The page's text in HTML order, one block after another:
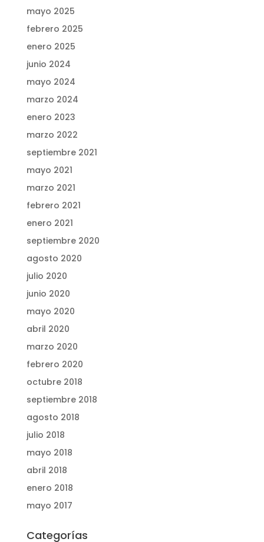
mayo 2025
febrero 2025
enero 2025
junio 2024
mayo 2024
marzo 2024
enero 2023
marzo 2022
septiembre 2021
mayo 2021
marzo 2021
febrero 2021
enero 2021
septiembre 2020
agosto 2020
julio 2020
junio 2020
mayo 2020
abril 2020
marzo 2020
febrero 2020
octubre 2018
septiembre 2018
agosto 2018
julio 2018
mayo 2018
abril 2018
enero 2018
mayo 2017
Categorías